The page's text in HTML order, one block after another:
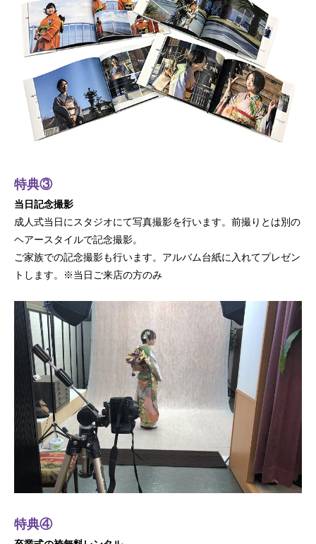
特典③
当日記念撮影
成人式当日にスタジオにて写真撮影を行います。前撮りとは別の
ヘアースタイルで記念撮影。
ご家族での記念撮影も行います。アルバム台紙に入れてプレゼン
トします。※当日ご来店の方のみ
特典④